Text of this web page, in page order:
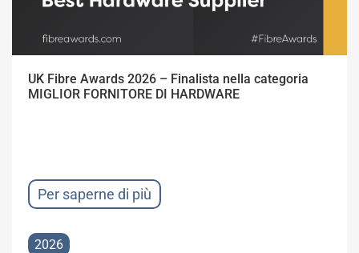
UK Fibre Awards 2026 – Finalista nella categoria
MIGLIOR FORNITORE DI HARDWARE
Per saperne di più
2026